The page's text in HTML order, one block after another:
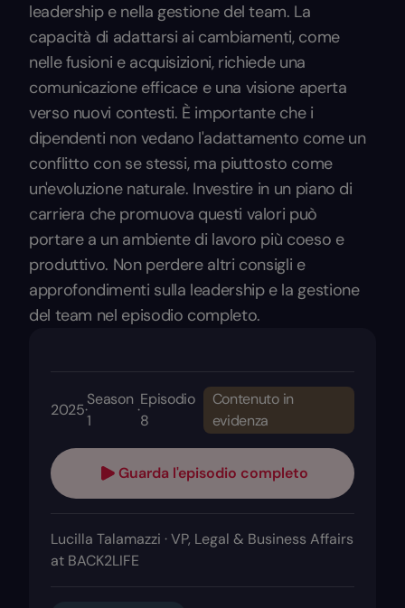
leadership e nella gestione del team. La
capacità di adattarsi ai cambiamenti, come
nelle fusioni e acquisizioni, richiede una
comunicazione efficace e una visione aperta
verso nuovi contesti. È importante che i
dipendenti non vedano l'adattamento come un
conflitto con se stessi, ma piuttosto come
un'evoluzione naturale. Investire in un piano di
carriera che promuova questi valori può
portare a un ambiente di lavoro più coeso e
produttivo. Non perdere altri consigli e
approfondimenti sulla leadership e la gestione
del team nel episodio completo.
2025·
Season
1
·
Episodio
8
Contenuto in
evidenza
Guarda l'episodio completo
Lucilla Talamazzi · VP, Legal & Business Affairs
at BACK2LIFE